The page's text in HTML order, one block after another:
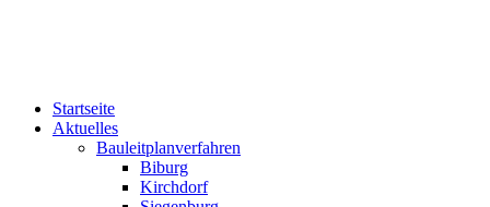
Startseite
Aktuelles
Bauleitplanverfahren
Biburg
Kirchdorf